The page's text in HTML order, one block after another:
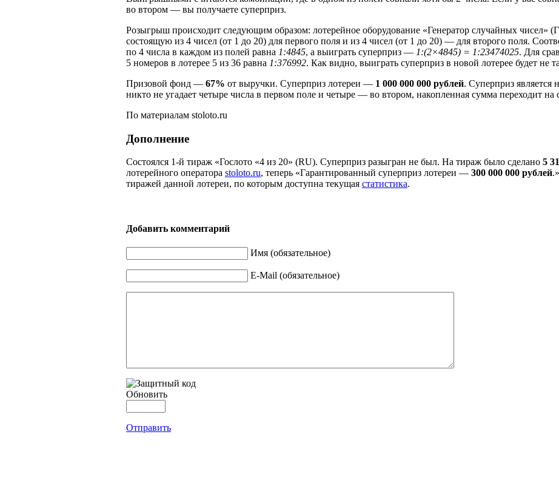
во втором — вы получаете суперприз.
Розыгрыш происходит следующим образом: лотерейное оборудование «Генератор случайных
состоящую из 4 чисел (от 1 до 20) для первого поля и из 4 чисел (от 1 до 20) — для второго поля.
по 4 числа в каждом из полей равна 1:4845, а выиграть суперприз — 1:(2×4845) = 1:23474025. Для
5 номеров в лотерее 5 из 36 равна 1:376992. Как видно, выиграть суперприз в новой лотерее будет не
Призовой фонд — 67% от выручки. Суперприз лотереи — 1 000 000 000 рублей. Суперприз является
никто не угадает четыре числа в первом поле и четыре — во втором, накопленная сумма переходит
По материалам stoloto.ru
Дополнение
Состоялся 1-й тираж «Гослото «4 из 20» (RU). Суперприз разыгран не был. На тираж было сделано 5
лотерейного оператора stoloto.ru, теперь «Гарантированный суперприз лотереи — 300 000 000 рублей
тиражей данной лотереи, по которым доступна текущая статистика.
Добавить комментарий
Имя (обязательное)
E-Mail (обязательное)
Обновить
Отправить